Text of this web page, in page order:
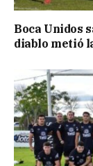
Boca Unidos
diablo metió